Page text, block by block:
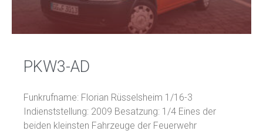
PKW3-AD
Funkrufname: Florian Rüsselsheim 1/16-3
Indienststellung: 2009 Besatzung: 1/4 Eines der
beiden kleinsten Fahrzeuge der Feuerwehr